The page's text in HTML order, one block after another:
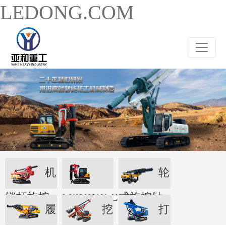
LEDONG.COM
机
锁杆旋挖
机
LEDONG.COM
轮
式旋挖钻
机
履
挖
打